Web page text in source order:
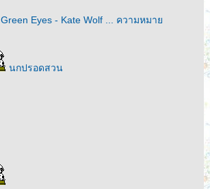
Green Eyes - Kate Wolf ... ความหมา
นกปรอดสวน